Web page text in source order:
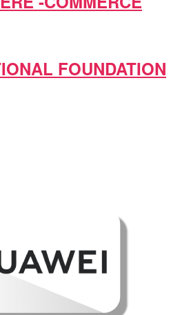
FOUNDATION